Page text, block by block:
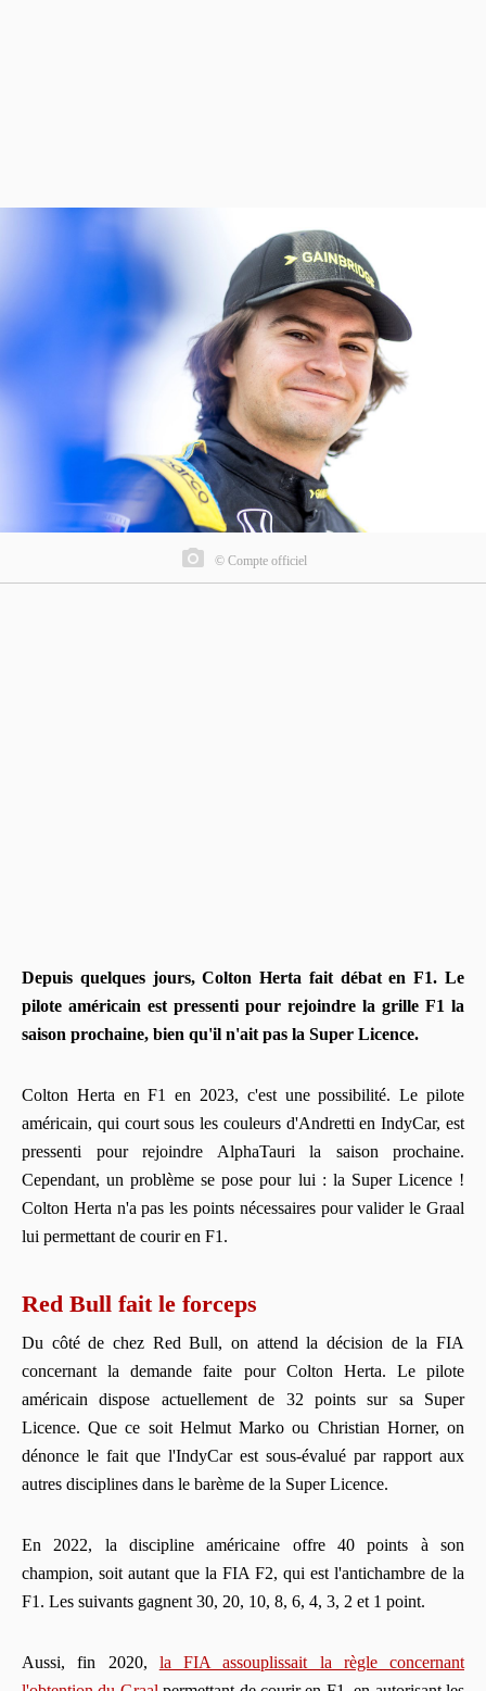
© Compte officiel
Depuis quelques jours, Colton Herta fait débat en F1. Le
pilote américain est pressenti pour rejoindre la grille F1 la
saison prochaine, bien qu'il n'ait pas la Super Licence.
Colton Herta en F1 en 2023, c'est une possibilité. Le pilote
américain, qui court sous les couleurs d'Andretti en IndyCar, est
pressenti pour rejoindre AlphaTauri la saison prochaine.
Cependant, un problème se pose pour lui : la Super Licence !
Colton Herta n'a pas les points nécessaires pour valider le Graal
lui permettant de courir en F1.
Red Bull fait le forceps
Du côté de chez Red Bull, on attend la décision de la FIA
concernant la demande faite pour Colton Herta. Le pilote
américain dispose actuellement de 32 points sur sa Super
Licence. Que ce soit Helmut Marko ou Christian Horner, on
dénonce le fait que l'IndyCar est sous-évalué par rapport aux
autres disciplines dans le barème de la Super Licence.
En 2022, la discipline américaine offre 40 points à son
champion, soit autant que la FIA F2, qui est l'antichambre de la
F1. Les suivants gagnent 30, 20, 10, 8, 6, 4, 3, 2 et 1 point.
Aussi, fin 2020, la FIA assouplissait la règle concernant